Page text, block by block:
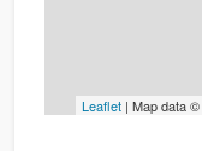
Leaflet | Map data ©